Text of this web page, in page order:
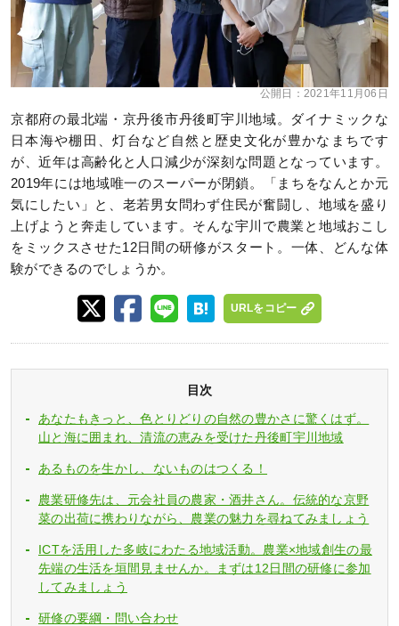
公開日： 2021年11月06日
京都府の最北端・京丹後市丹後町宇川地域。ダイナミックな
日本海や棚田、灯台など自然と歴史文化が豊かなまちです
が、近年は高齢化と人口減少が深刻な問題となっています。
2019年には地域唯一のスーパーが閉鎖。「まちをなんとか元
気にしたい」と、老若男女問わず住民が奮闘し、地域を盛り
上げようと奔走しています。そんな宇川で農業と地域おこし
をミックスさせた12日間の研修がスタート。一体、どんな体
験ができるのでしょうか。
URLをコピー
目次
あなたもきっと、色とりどりの自然の豊かさに驚くはず。
山と海に囲まれ、清流の恵みを受けた丹後町宇川地域
あるものを生かし、ないものはつくる！
農業研修先は、元会社員の農家・酒井さん。伝統的な京野
菜の出荷に携わりながら、農業の魅力を尋ねてみましょう
ICTを活用した多岐にわたる地域活動。農業×地域創生の最
先端の生活を垣間見ませんか。まずは12日間の研修に参加
してみましょう
研修の要綱・問い合わせ